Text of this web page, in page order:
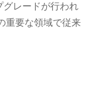
グレードが行われ
重要な領域で従来